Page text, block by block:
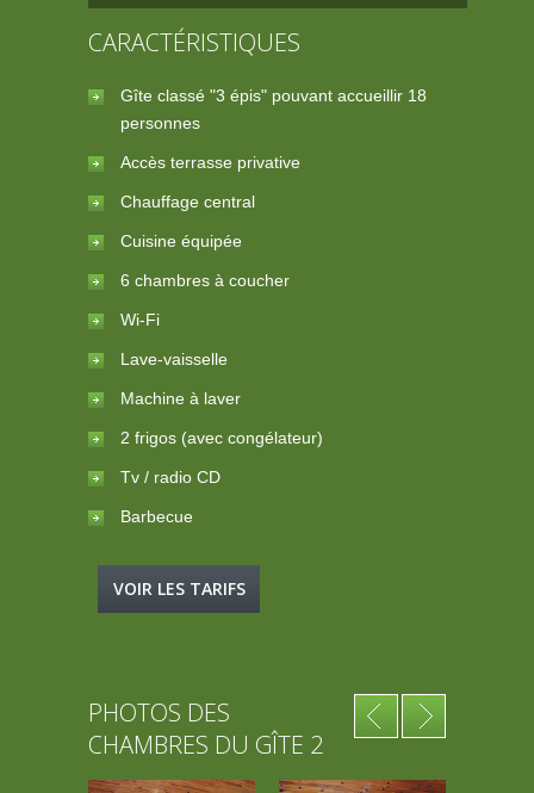
CARACTÉRISTIQUES
Gîte classé "3 épis" pouvant accueillir 18
personnes
Accès terrasse privative
Chauffage central
Cuisine équipée
6 chambres à coucher
Wi-Fi
Lave-vaisselle
Machine à laver
2 frigos (avec congélateur)
Tv / radio CD
Barbecue
VOIR LES TARIFS
PHOTOS DES
CHAMBRES DU GÎTE 2